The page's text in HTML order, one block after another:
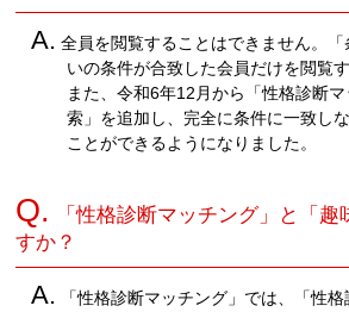
A. 全員を閲覧することはできません。
いの条件が合致した会員だけを閲覧
また、令和6年12月から「性格診断
索」を追加し、完全に条件に一致し
ことができるようになりました。
Q.
「性格診断マッチング」と「
すか？
A. 「性格診断マッチング」では、「性